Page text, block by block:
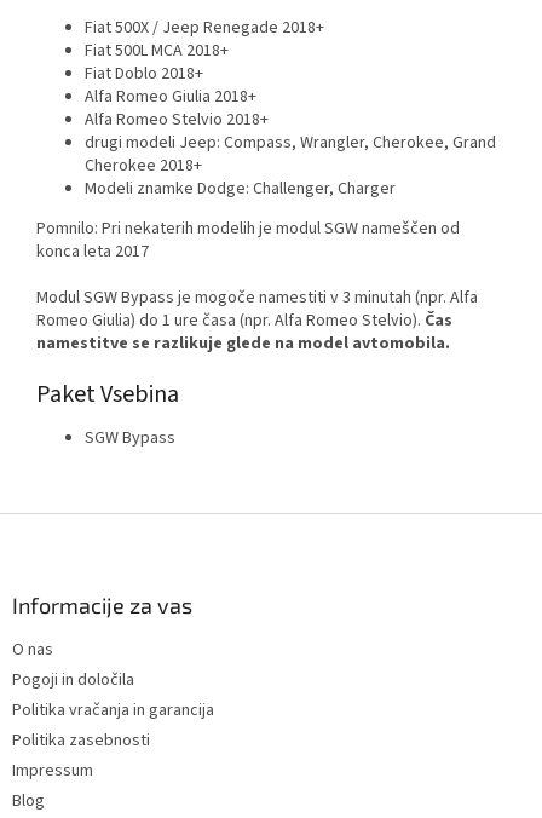
Fiat 500X / Jeep Renegade 2018+
Fiat 500L MCA 2018+
Fiat Doblo 2018+
Alfa Romeo Giulia 2018+
Alfa Romeo Stelvio 2018+
drugi modeli Jeep: Compass, Wrangler, Cherokee, Grand
Cherokee 2018+
Modeli znamke Dodge: Challenger, Charger
Pomnilo: Pri nekaterih modelih je modul SGW nameščen od
konca leta 2017
Modul SGW Bypass je mogoče namestiti v 3 minutah (npr. Alfa
Romeo Giulia) do 1 ure časa (npr. Alfa Romeo Stelvio). Čas
namestitve se razlikuje glede na model avtomobila.
PaketVsebina
SGW Bypass
Informacije za vas
O nas
Pogoji in določila
Politika vračanja in garancija
Politika zasebnosti
Impressum
Blog